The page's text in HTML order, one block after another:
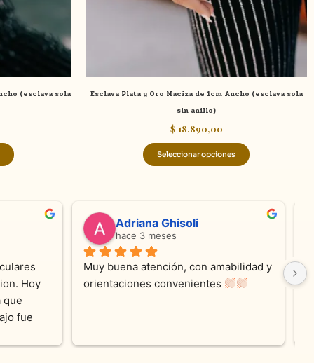
(esclava sola
en
producto
Esclava Plata y Oro Maciza de 1cm Ancho (esclava sola
sin anillo)
$ 18.890,00
Seleccionar opciones
elegir
en
la
página
producto
KV
con
los
valentina silva
hace 5 meses
Muy linda atención, me encanta!!!Es la
segunda vez q compro, siempre